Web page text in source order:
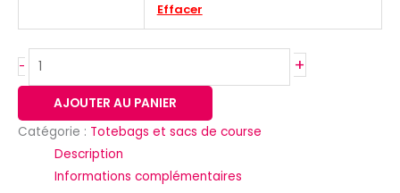
Effacer
- +
AJOUTER AU PANIER
Catégorie : Totebags et sacs de course
Description
Informations complémentaires